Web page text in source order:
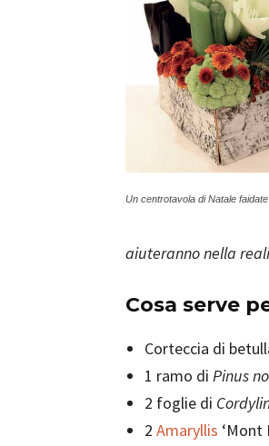
Un centrotavola di Natale
aiuteranno nella
Cosa serve
Corteccia di
1 ramo di Pinus
2 foglie di
2 Amaryllis ‘Mont